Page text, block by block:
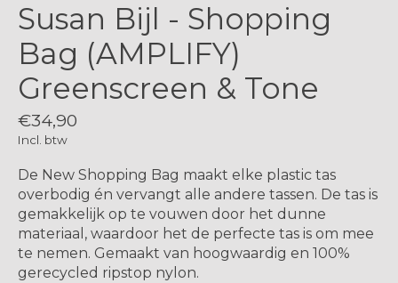
Susan Bijl - Shopping
Bag (AMPLIFY)
Greenscreen & Tone
€34,90
Incl. btw
De New Shopping Bag maakt elke plastic tas
overbodig én vervangt alle andere tassen. De tas is
gemakkelijk op te vouwen door het dunne
materiaal, waardoor het de perfecte tas is om mee
te nemen. Gemaakt van hoogwaardig en 100%
gerecycled ripstop nylon.